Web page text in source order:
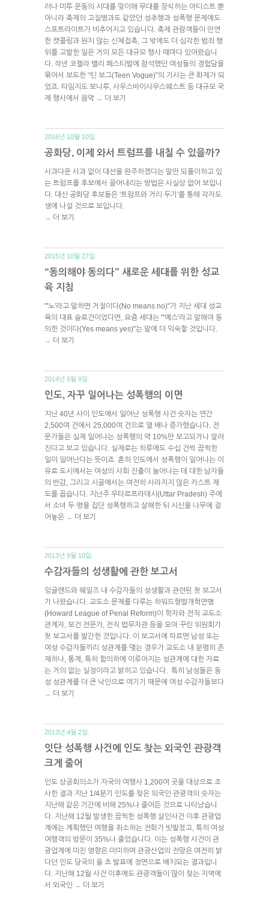
러나 미투 운동의 시대를 맞이해 무대를 장식하는 아티스트 뿐
아니라 축제의 고질병과도 같았던 성추행과 성폭행 문제에도
스포트라이트가 비추어지고 있습니다. 축제 관람객들이 만연
한 캣콜링과 원치 않는 신체접촉, 그 밖에도 더 심각한 범죄 행
위를 고발한 일은 거의 모든 대규모 행사 때마다 있어왔습니
다. 작년 코첼라 밸리 페스티벌에 참석했던 여성들의 경험담을
묶어서 보도한 “틴 보그(Teen Vogue)”의 기사는 큰 화제가 되
었죠. 타임지도 보나루, 사우스바이사우스웨스트 등 대규모 국
제 행사에서 음악 → 더 보기
2016년 10월 10일.
공화당, 이제 와서 트럼프를 내칠 수 있을까?
사과다운 사과 없이 대선을 완주하겠다는 말만 되풀이하고 있
는 트럼프를 후보에서 끌어내리는 방법은 사실상 없어 보입니
다. 대신 공화당 후보들은 '트럼프와 거리 두기'를 통해 각자도
생에 나설 것으로 보입니다.
→ 더 보기
2015년 10월 27일.
“동의해야 동의다” 새로운 세대를 위한 성교
육 지침
"'노'라고 말하면 거절이다(No means no)"가 지난 세대 성교
육의 대표 슬로건이었다면, 요즘 세대는 "'예스'라고 말해야 동
의한 것이다(Yes means yes)"는 말에 더 익숙할 것입니다.
→ 더 보기
2014년 6월 9일.
인도, 자꾸 일어나는 성폭행의 이면
지난 40년 사이 인도에서 일어난 성폭행 사건 숫자는 연간
2,500여 건에서 25,000여 건으로 열 배나 증가했습니다. 전
문가들은 실제 일어나는 성폭행의 약 10%만 보고되거나 알려
진다고 보고 있습니다. 실제로는 하루에도 수십 건씩 끔찍한
일이 일어난다는 뜻이죠. 흔히 인도에서 성폭행이 일어나는 이
유로 도시에서는 여성의 사회 진출이 늘어나는 데 대한 남자들
의 반감, 그리고 시골에서는 여전히 사라지지 않은 카스트 제
도를 꼽습니다. 지난주 우타르프라데시(Uttar Pradesh) 주에
서 소녀 두 명을 집단 성폭행하고 살해한 뒤 시신을 나무에 걸
어놓은 → 더 보기
2013년 9월 10일.
수감자들의 성생활에 관한 보고서
잉글랜드와 웨일즈 내 수감자들의 성생활과 관련된 첫 보고서
가 나왔습니다. 교도소 문제를 다루는 하워드형벌개혁연맹
(Howard League of Penal Reform)이 학자와 전직 교도소
관계자, 보건 전문가, 전직 법무차관 등을 모아 꾸린 위원회가
첫 보고서를 발간한 것입니다. 이 보고서에 따르면 남성 또는
여성 수감자들끼리 성관계를 맺는 경우가 교도소 내 분명히 존
재하나, 통계, 특히 합의하에 이루어지는 성관계에 대한 자료
는 거의 없는 실정이라고 밝히고 있습니다. 특히 남성들은 동
성 성관계를 더 큰 낙인으로 여기기 때문에 여성 수감자들보다
→ 더 보기
2013년 4월 2일.
잇단 성폭행 사건에 인도 찾는 외국인 관광객
크게 줄어
인도 상공회의소가 자국의 여행사 1,200여 곳을 대상으로 조
사한 결과 지난 1/4분기 인도를 찾은 외국인 관광객의 숫자는
지난해 같은 기간에 비해 25%나 줄어든 것으로 나타났습니
다. 지난해 12월 발생한 끔찍한 성폭행 살인사건 이후 관광업
계에는 계획했던 여행을 취소하는 전화가 빗발쳤고, 특히 여성
여행객의 방문이 35%나 줄었습니다. 이는 성폭행 사건이 관
광업계에 미친 영향은 미미하며 관광산업의 전망은 여전히 밝
다던 인도 당국의 올 초 발표에 정면으로 배치되는 결과입니
다. 지난해 12월 사건 이후에도 관광객들이 많이 찾는 지역에
서 외국인 → 더 보기